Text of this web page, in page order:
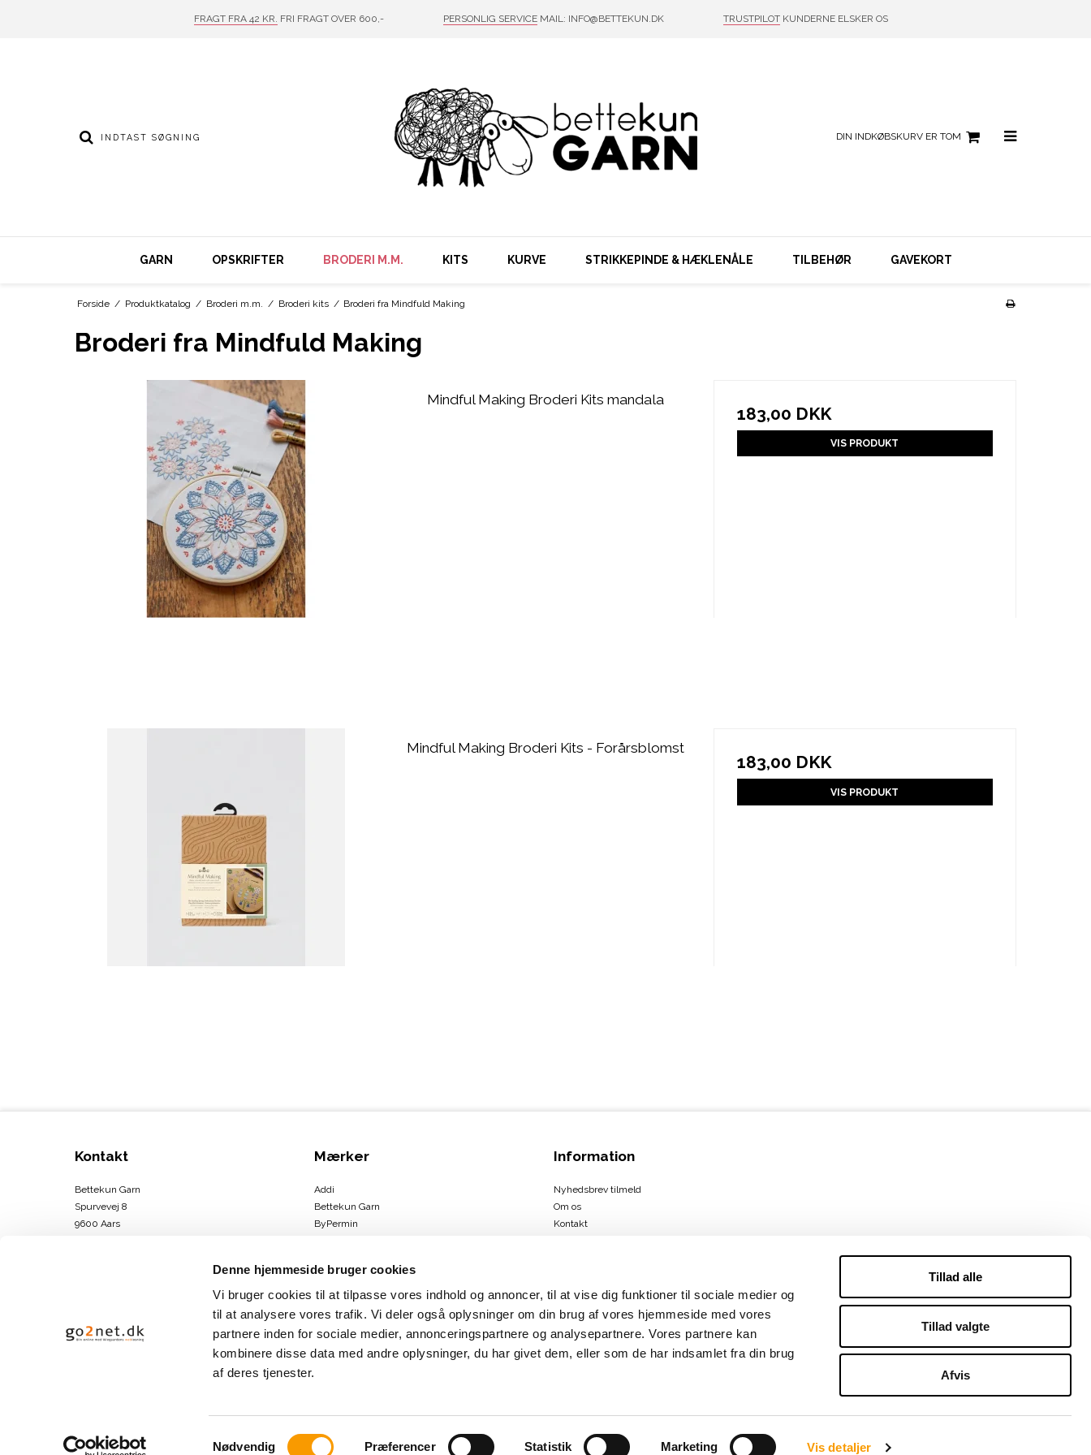
Denne hjemmeside bruger cookies
Vi bruger cookies til at tilpasse vores indhold og annoncer, til at vise dig funktioner til sociale medier og
til at analysere vores trafik. Vi deler også oplysninger om din brug af vores hjemmeside med vores
partnere inden for sociale medier, annonceringspartnere og analysepartnere. Vores partnere kan
kombinere disse data med andre oplysninger, du har givet dem, eller som de har indsamlet fra din brug
af deres tjenester.
Nødvendig Præferencer Statistik Marketing Vis detaljer
Tillad alle
Tillad valgte
Afvis
FRAGT FRA 42 KR. FRI FRAGT OVER 600,- PERSONLIG SERVICEMAIL: INFO@BETTEKUN.DK TRUSTPILOTKUNDERNE ELSKER OS
DIN INDKØBSKURV ER TOM
GARN OPSKRIFTER BRODERI M.M. KITS KURVE STRIKKEPINDE & HÆKLENÅLE TILBEHØR GAVEKORT
Forside / Produktkatalog / Broderi m.m. / Broderi kits / Broderi fra Mindfuld Making
Broderi fra Mindfuld Making
Mindful Making Broderi Kits mandala
183,00 DKK
VIS PRODUKT
Mindful Making Broderi Kits - Forårsblomst
183,00 DKK
VIS PRODUKT
Kontakt
Bettekun Garn
Spurvevej 8
9600 Aars
Sitemap
Mærker
Addi
Bettekun Garn
ByPermin
DMC
Drops
DROPS Design
Information
Nyhedsbrev tilmeld
Om os
Kontakt